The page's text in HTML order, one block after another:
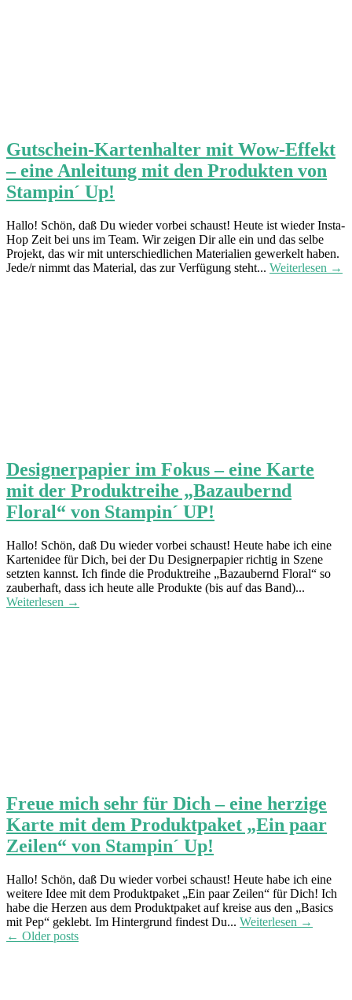
Gutschein-Kartenhalter mit Wow-Effekt
– eine Anleitung mit den Produkten von
Stampin´ Up!
Hallo! Schön, daß Du wieder vorbei schaust! Heute ist wieder Insta-
Hop Zeit bei uns im Team. Wir zeigen Dir alle ein und das selbe
Projekt, das wir mit unterschiedlichen Materialien gewerkelt haben.
Jede/r nimmt das Material, das zur Verfügung steht... Weiterlesen →
Designerpapier im Fokus – eine Karte
mit der Produktreihe „Bazaubernd
Floral“ von Stampin´ UP!
Hallo! Schön, daß Du wieder vorbei schaust! Heute habe ich eine
Kartenidee für Dich, bei der Du Designerpapier richtig in Szene
setzten kannst. Ich finde die Produktreihe „Bazaubernd Floral“ so
zauberhaft, dass ich heute alle Produkte (bis auf das Band)...
Weiterlesen →
Freue mich sehr für Dich – eine herzige
Karte mit dem Produktpaket „Ein paar
Zeilen“ von Stampin´ Up!
Hallo! Schön, daß Du wieder vorbei schaust! Heute habe ich eine
weitere Idee mit dem Produktpaket „Ein paar Zeilen“ für Dich! Ich
habe die Herzen aus dem Produktpaket auf kreise aus den „Basics
mit Pep“ geklebt. Im Hintergrund findest Du... Weiterlesen →
Post
← Older posts